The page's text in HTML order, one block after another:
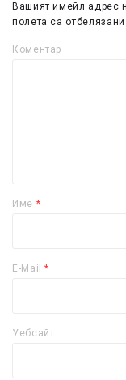
Вашият имейл адрес
полета са
Коментар
Име *
E-Mail*
Уебсайт